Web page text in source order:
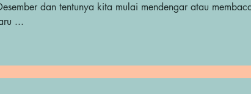
dan tentunya kita mulai mendengar atau
...